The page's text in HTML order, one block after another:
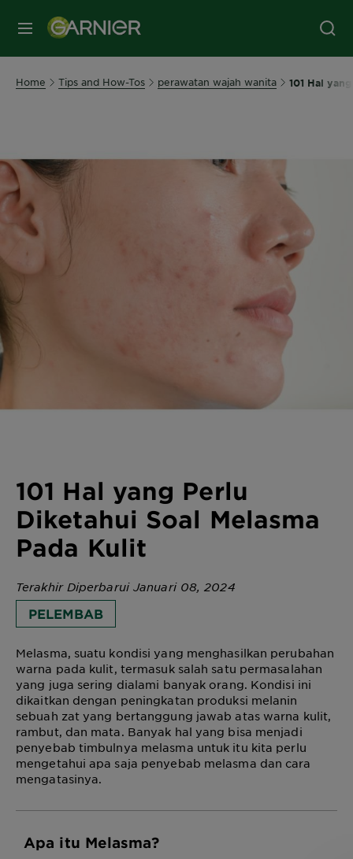
MENU
Home Tips and How-Tos perawatan wajah wanita 101 Hal
101 Hal yang Perlu
Diketahui Soal Melasma
Pada Kulit
Terakhir Diperbarui Januari 08, 2024
PELEMBAB
Melasma, suatu kondisi yang menghasilkan perubahan
warna pada kulit, termasuk salah satu permasalahan
yang juga sering dialami banyak orang. Kondisi ini
dikaitkan dengan peningkatan produksi melanin
sebuah zat yang bertanggung jawab atas warna kulit,
rambut, dan mata. Banyak hal yang bisa menjadi
penyebab timbulnya melasma untuk itu kita perlu
mengetahui apa saja penyebab melasma dan cara
mengatasinya.
Apa itu Melasma?